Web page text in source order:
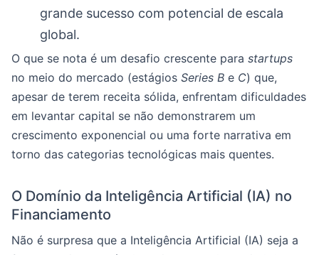
grande sucesso com potencial de escala
global.
O que se nota é um desafio crescente para startups
no meio do mercado (estágios Series B e C) que,
apesar de terem receita sólida, enfrentam dificuldades
em levantar capital se não demonstrarem um
crescimento exponencial ou uma forte narrativa em
torno das categorias tecnológicas mais quentes.
O Domínio da Inteligência Artificial (IA) no
Financiamento
Não é surpresa que a Inteligência Artificial (IA) seja a